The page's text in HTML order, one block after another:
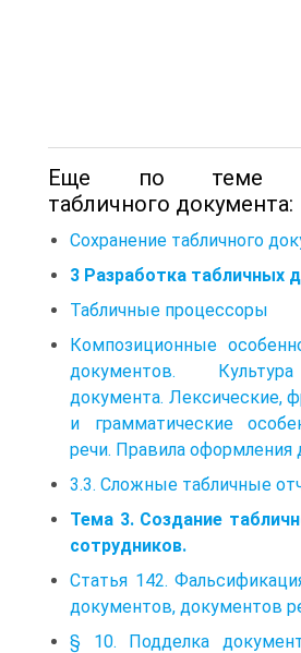
Еще по теме
табличного документа:
Сохранение табличного
3 Разработка табличных
Табличные процессоры
Композиционные
документов.
документа. Лексические,
и грамматические
речи. Правила оформления
3.3. Сложные табличные
Тема 3. Создание
сотрудников.
Статья 142.
документов, документов
§ 10. Подделка